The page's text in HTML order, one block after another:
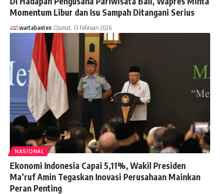
Momentum Libur dan Isu Sampah Ditangani Serius
wartabanten Jumat, 13 Februari 2026
NASIONAL
Ekonomi Indonesia Capai 5,11%, Wakil Presiden
Ma’ruf Amin Tegaskan Inovasi Perusahaan Mainkan
Peran Penting